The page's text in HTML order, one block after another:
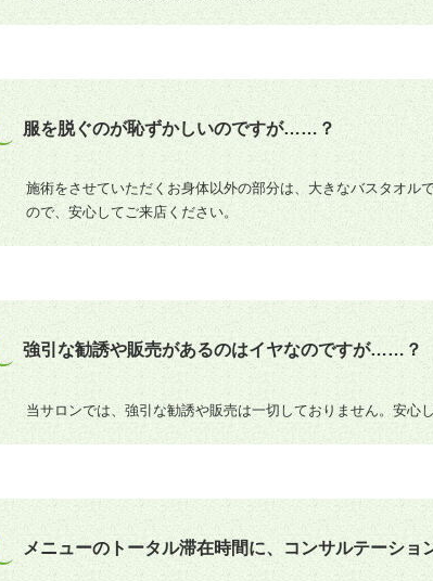
服を脱ぐのが恥ずかしいのですが……？
施術をさせていただくお身体以外の部分は、大きなバスタオル
ので、安心してご来店ください。
強引な勧誘や販売があるのはイヤなのですが……？
当サロンでは、強引な勧誘や販売は一切しておりません。安心
メニューのトータル滞在時間に、コンサルテーショ